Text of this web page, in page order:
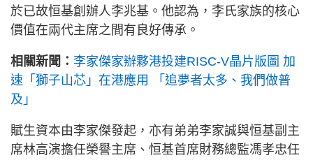
於已故恒基創辦人李兆基。他認為，李氏家族的核心
價值在兩代主席之間有良好傳承。
相關新聞： 李家傑家辦夥港投建RISC-V晶片版圖 加
速「獅子山芯」在港應用 「追夢者太多、我們做普
及」
賦生資本由李家傑發起，亦有弟弟李家誠與恒基副主
席林高演擔任榮譽主席、恒基首席財務總監馮孝忠任